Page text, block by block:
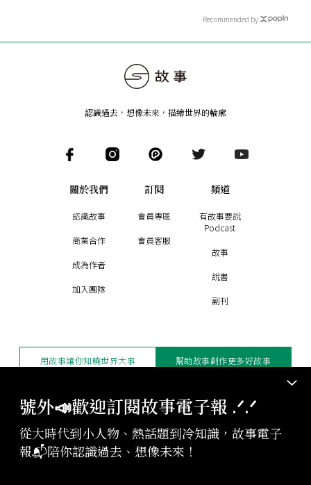
Recommended by
號外📣歡迎訂閱故事電子報 .ᐟ‪‪.ᐟ
從大時代到小人物、熱話題到冷知識，故事電子
報📬陪你認識過去、想像未來！
認識過去，想像未來 ， 描繪世界的輪廓
關於我們
認識故事
商業合作
成為作者
加入團隊
訂閱
會員專區
會員客服
頻道
有故事要說
Podcast
故事
說書
副刊
版權聲明與轉載規範
授權與合作：contact@storystudio.tw
用故事讓你知曉世界大事 幫助故事創作更多好故事